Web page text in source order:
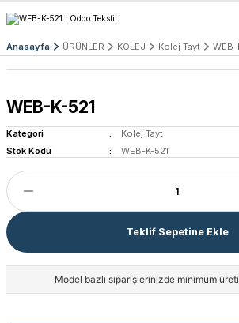
Anasayfa ÜRÜNLER KOLEJ Kolej Tayt WEB-
WEB-K-521
Kategori
Kolej Tayt
Stok Kodu
WEB-K-521
Teklif Sepetine Ekle
Model bazlı siparişlerinizde minimum